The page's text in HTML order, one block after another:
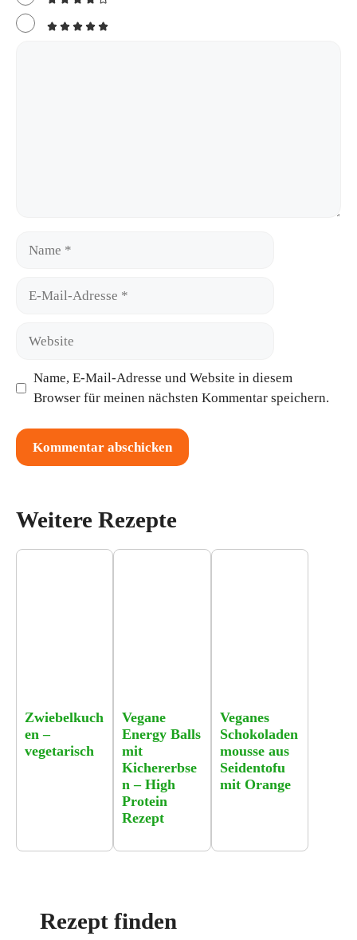
Name, E-Mail-Adresse und Website in diesem
Browser für meinen nächsten Kommentar speichern.
Weitere Rezepte
Zwiebelkuch
en –
vegetarisch
Vegane
Energy Balls
mit
Kichererbse
n – High
Protein
Rezept
Veganes
Schokoladen
mousse aus
Seidentofu
mit Orange
Rezept finden